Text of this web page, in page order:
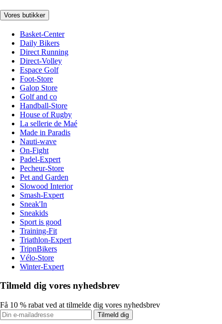
Vores butikker
Basket-Center
Daily Bikers
Direct Running
Direct-Volley
Espace Golf
Foot-Store
Galop Store
Golf and co
Handball-Store
House of Rugby
La sellerie de Maé
Made in Paradis
Nauti-wave
On-Fight
Padel-Expert
Pecheur-Store
Pet and Garden
Slowood Interior
Smash-Expert
Sneak'In
Sneakids
Sport is good
Training-Fit
Triathlon-Expert
TripnBikers
Vélo-Store
Winter-Expert
Tilmeld dig vores nyhedsbrev
Få 10 % rabat ved at tilmelde dig vores nyhedsbrev
Tilmeld dig